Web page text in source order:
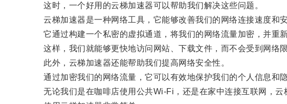
这时，一个好用的云梯加速器可以帮助我们解决这些问题。
云梯加速器是一种网络工具，它能够改善我们的网络连接速度和安
它通过构建一个私密的虚拟通道，将我们的网络流量加密，并重
这样，我们就能够更快地访问网站、下载文件，而不会受到网络限
此外，云梯加速器还能帮助我们提高网络安全性。
通过加密我们的网络流量，它可以有效地保护我们的个人信息和隐
无论我们是在咖啡店使用公共Wi-Fi，还是在家中连接互联网，云